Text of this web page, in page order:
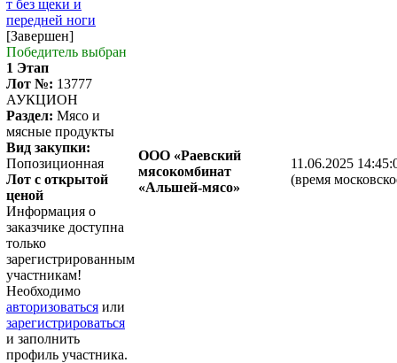
т без щеки и
передней ноги
[Завершен]
Победитель выбран
1 Этап
Лот №: 13777
АУКЦИОН
Раздел: Мясо и
мясные продукты
Вид закупки:
Попозиционная
Лот с открытой
ценой
Информация о
заказчике доступна
только
зарегистрированным
участникам!
Необходимо
авторизоваться или
зарегистрироваться
и заполнить
профиль участника.
ООО «Раевский
мясокомбинат
«Альшей-мясо»
11.06.2025
(время